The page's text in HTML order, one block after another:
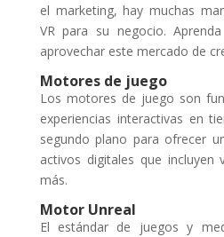
el marketing, hay muchas
VR para su negocio.
aprovechar este mercado de
Motores de juego
Los motores de juego son
experiencias interactivas en
segundo plano para ofrecer
activos digitales que incluyen
más.
Motor Unreal
El estándar de juegos y